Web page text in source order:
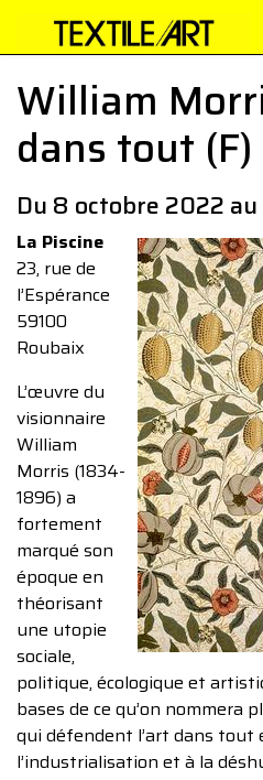
William
dans tout (F)
Du 8 octobre 2022
La Piscine
23, rue de
l’Espérance
59100
Roubaix
L’œuvre du
visionnaire
William
Morris (1834-
1896) a
fortement
marqué son
époque en
théorisant
une utopie
sociale,
politique, écologique et
bases de ce qu’on nommera
qui défendent l’art dans
l’industrialisation et à la